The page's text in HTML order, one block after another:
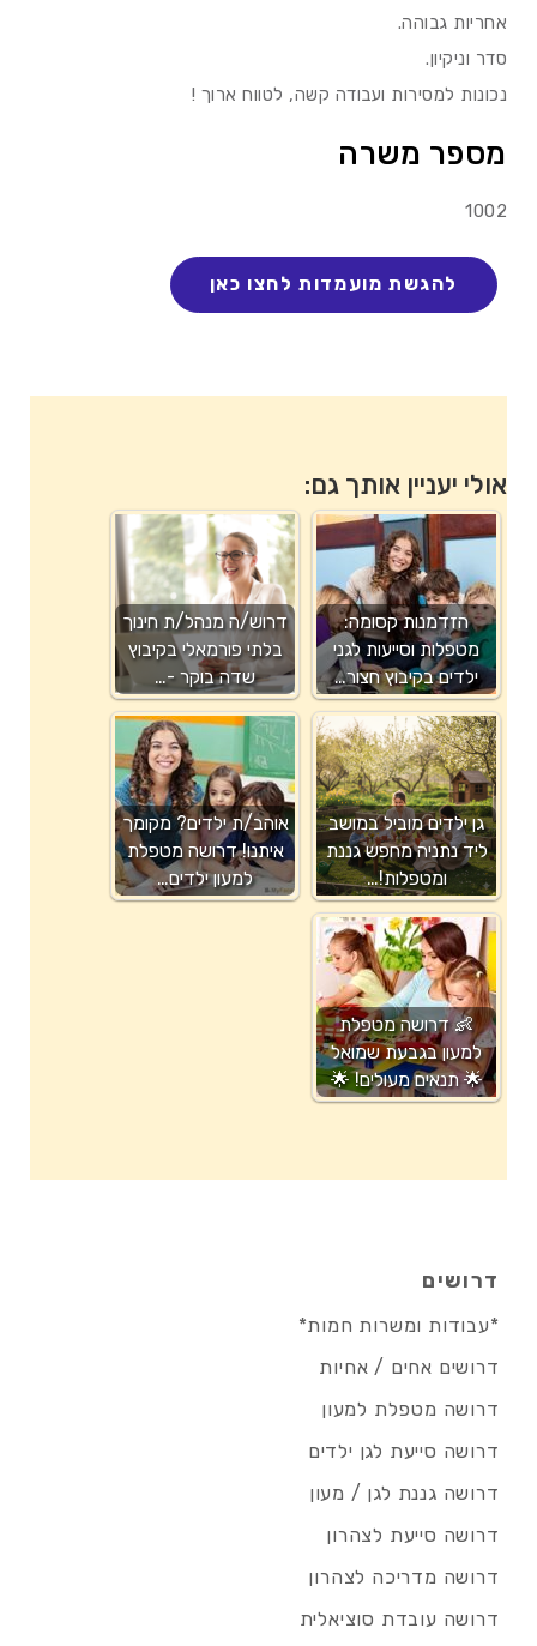
אחריות גבוהה.
סדר וניקיון.
נכונות למסירות ועבודה קשה, לטווח ארוך !
מספר משרה
1002
אולי יעניין אותך גם:
הזדמנות קסומה:
מטפלות וסייעות לגני
ילדים בקיבוץ חצור…
דרוש/ה מנהל/ת חינוך
בלתי פורמאלי בקיבוץ
שדה בוקר -…
גן ילדים מוביל במושב
ליד נתניה מחפש גננת
ומטפלות!…
אוהב/ת ילדים? מקומך
איתנו! דרושה מטפלת
למעון ילדים…
👶 דרושה מטפלת
למעון בגבעת שמואל
🌟 תנאים מעולים! 🌟
דרושים
*עבודות ומשרות חמות*
דרושים אחים / אחיות
דרושה מטפלת למעון
דרושה סייעת לגן ילדים
דרושה גננת לגן / מעון
דרושה סייעת לצהרון
דרושה מדריכה לצהרון
דרושה עובדת סוציאלית